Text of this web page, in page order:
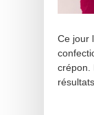
Ce jour
crépon.